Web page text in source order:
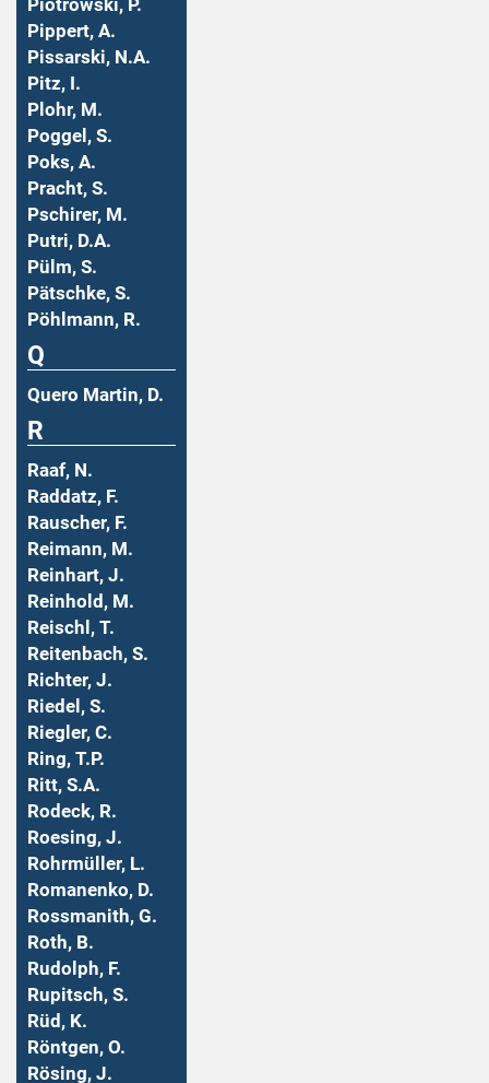
Piotrowski, P.
Pippert, A.
Pissarski, N.A.
Pitz, I.
Plohr, M.
Poggel, S.
Poks, A.
Pracht, S.
Pschirer, M.
Putri, D.A.
Pülm, S.
Pätschke, S.
Pöhlmann, R.
Q
Quero Martin, D.
R
Raaf, N.
Raddatz, F.
Rauscher, F.
Reimann, M.
Reinhart, J.
Reinhold, M.
Reischl, T.
Reitenbach, S.
Richter, J.
Riedel, S.
Riegler, C.
Ring, T.P.
Ritt, S.A.
Rodeck, R.
Roesing, J.
Rohrmüller, L.
Romanenko, D.
Rossmanith, G.
Roth, B.
Rudolph, F.
Rupitsch, S.
Rüd, K.
Röntgen, O.
Rösing, J.